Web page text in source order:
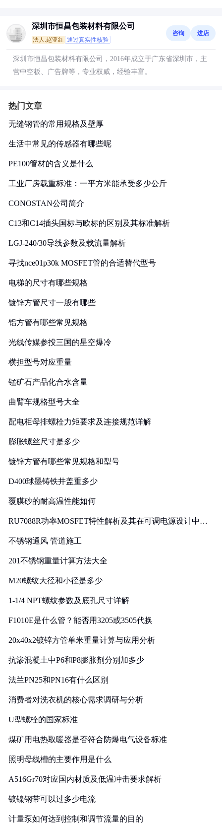
深圳市恒昌包装材料有限公司
法人:赵亚红 通过真实性核验
咨询 进店
深圳市恒昌包装材料有限公司，2016年成立于广东省深圳市，主
营中空板、广告牌等，专业权威，经验丰富。
热门文章
无缝钢管的常用规格及壁厚
生活中常见的传感器有哪些呢
PE100管材的含义是什么
工业厂房载重标准：一平方米能承受多少公斤
CONOSTAN公司简介
C13和C14插头国标与欧标的区别及其标准解析
LGJ-240/30导线参数及载流量解析
寻找nce01p30k MOSFET管的合适替代型号
电梯的尺寸有哪些规格
镀锌方管尺寸一般有哪些
铝方管有哪些常见规格
光线传媒参投三国的星空爆冷
横担型号对应重量
锰矿石产品化合水含量
曲臂车规格型号大全
配电柜母排螺栓力矩要求及连接规范详解
膨胀螺丝尺寸是多少
镀锌方管有哪些常见规格和型号
D400球墨铸铁井盖重多少
覆膜砂的耐高温性能如何
RU7088R功率MOSFET特性解析及其在可调电源设计中的
不锈钢通风 管道施工
201不锈钢重量计算方法大全
M20螺纹大径和小径是多少
1-1/4 NPT螺纹参数及底孔尺寸详解
F1010E是什么管？能否用3205或3505代换
20x40x2镀锌方管单米重量计算与应用分析
抗渗混凝土中P6和P8膨胀剂分别加多少
法兰PN25和PN16有什么区别
消费者对洗衣机的核心需求调研与分析
U型螺栓的国家标准
煤矿用电热取暖器是否符合防爆电气设备标准
照明母线槽的主要作用是什么
A516Gr70对应国内材质及低温冲击要求解析
镀镍钢带可以过多少电流
计量泵如何达到控制和调节流量的目的